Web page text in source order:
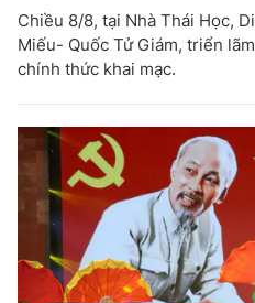
Chiều 8/8, tại Nhà Thái Học,
Miếu- Quốc Tử Giám, triển
chính thức khai mạc.